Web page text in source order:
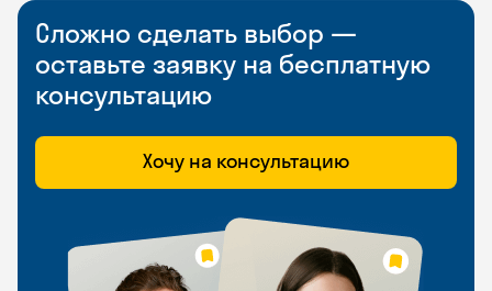
Сложно сделать выбор —
оставьте заявку на бесплатную
консультацию
Хочу на консультацию